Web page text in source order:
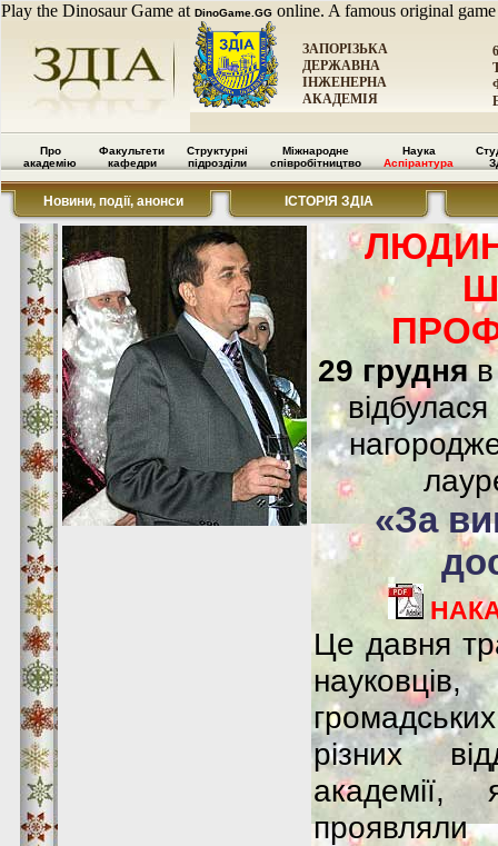
Play the Dinosaur Game at DinoGame.GG online. A famous original
ЗАПОРІЗЬКА
ДЕРЖАВНА
ІНЖЕНЕРНА
АКАДЕМІЯ
Про
академію
Факультети
кафедри
Структурні
підрозділи
Міжнародне
співробітництво
Наука
Аспірантура
Новини, події, анонси ІСТОРІЯ ЗДІА
29 грудняв
«За
Це давня
громадських
різних
академії,